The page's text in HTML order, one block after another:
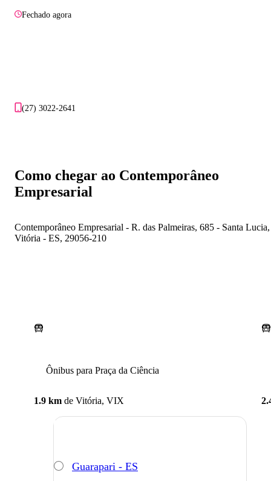
Fechado agora
(27) 3022-2641
Como chegar ao Contemporâneo
Empresarial
Contemporâneo Empresarial - R. das Palmeiras, 685 - Santa Lucia,
Vitória - ES, 29056-210
Ônibus para Praça da Ciência
1.9 km de Vitória, VIX
Guarapari - ES